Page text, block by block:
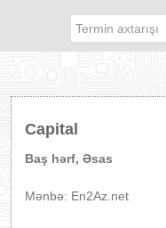
Capital
Baş hərf, Əsas
Mənbə: En2Az.net